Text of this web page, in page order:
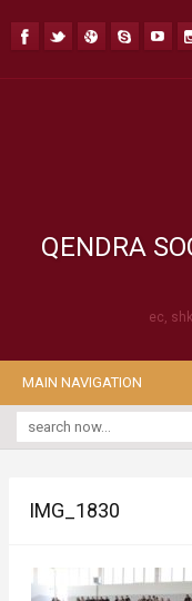
QENDRA
ec,
MAIN NAVIGATION
IMG_1830